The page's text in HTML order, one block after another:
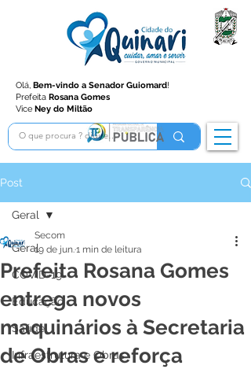
Olá, Bem-vindo a Senador Guiomard!
Prefeita Rosana Gomes
Vice Ney do Miltão
Post
Geral
COVID-19
Educação
Saúde
Infraestrutura e Obras
Geral
Prefeita Rosana Gomes
entrega novos
maquinários à Secretaria
de Obras e reforça
Secom
19 de jun.1 min de leitura